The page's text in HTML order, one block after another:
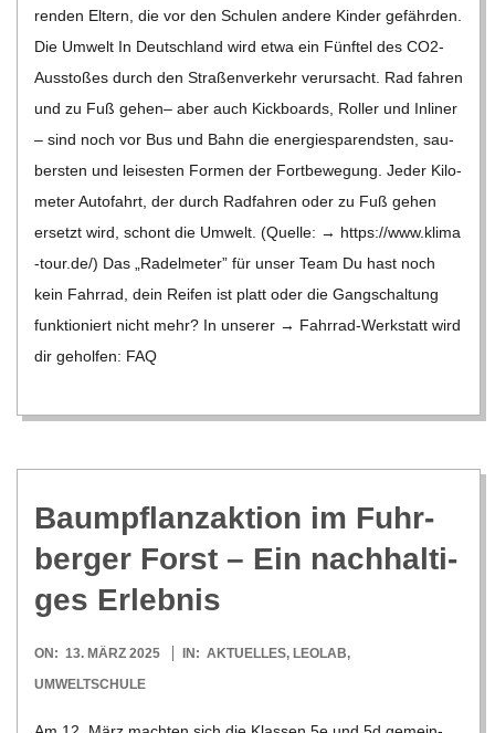
ren­den Eltern, die vor den Schu­len andere Kin­der gefähr­den.
Die Umwelt In Deutsch­land wird etwa ein Fünf­tel des CO2-
Aus­­s­to­­ßes durch den Stra­ßen­ver­kehr ver­ur­sacht. Rad fah­ren
und zu Fuß gehen– aber auch Kick­boards, Rol­ler und Inli­ner
– sind noch vor Bus und Bahn die ener­gie­spa­rends­ten, sau­
bers­ten und lei­ses­ten For­men der Fort­be­we­gung. Jeder Kilo­
me­ter Auto­fahrt, der durch Rad­fah­ren oder zu Fuß gehen
ersetzt wird, schont die Umwelt. (Quelle: → https://​www​.klima​
-tour​.de/) Das „Radel­me­ter” für unser Team Du hast noch
kein Fahr­rad, dein Rei­fen ist platt oder die Gang­schal­tung
funk­tio­niert nicht mehr? In unse­rer → Fahr­rad-Wer­k­statt wird
dir gehol­fen: FAQ
Baum­pflanz­ak­tion im Fuhr­
ber­ger Forst – Ein nach­hal­ti­
ges Erlebnis
2025-
03-
ON: 13. MÄRZ 2025 IN: AKTUELLES, LEOLAB,
UMWELTSCHULE